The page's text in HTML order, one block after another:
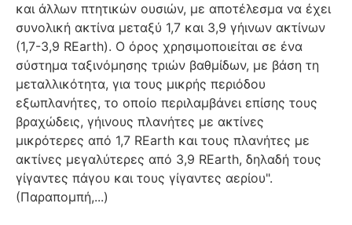
και άλλων πτητικών ουσιών, με αποτέλεσμα να έχει
συνολική ακτίνα μεταξύ 1,7 και 3,9 γήινων ακτίνων
(1,7-3,9 REarth). Ο όρος χρησιμοποιείται σε ένα
σύστημα ταξινόμησης τριών βαθμίδων, με βάση τη
μεταλλικότητα, για τους μικρής περιόδου
εξωπλανήτες, το οποίο περιλαμβάνει επίσης τους
βραχώδεις, γήινους πλανήτες με ακτίνες
μικρότερες από 1,7 REarth και τους πλανήτες με
ακτίνες μεγαλύτερες από 3,9 REarth, δηλαδή τους
γίγαντες πάγου και τους γίγαντες αερίου".
(Παραπομπή,...)